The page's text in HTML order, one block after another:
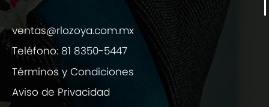
ventas@rlozoya.com.mx
Teléfono: 81 8350-5447
Términos y Condiciones
Aviso de Privacidad